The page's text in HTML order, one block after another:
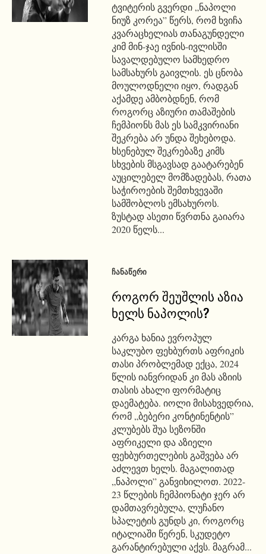
ტვიტერის გვერდი „ნაპოლი
ნიუზ კორეა” წერს, რომ ხვიჩა
კვარაცხელიას თანაგუნდელი
კიმ მინ-ჯაე ივნის-ივლისში
სავალდებულო სამხედრო
სამსახურს გაივლის. ეს ცნობა
მოულოდნელი იყო, რადგან
აქამდე ამბობდნენ, რომ
როგორც აზიური თამაშების
ჩემპიონს მას ეს სამკვირიანი
შეკრება არ უნდა შეხებოდა.
ხსენებულ შეკრებაზე კიმს
სხვების მსგავსად გაატარებენ
აუცილებელ მომზადებას, რათა
საჭიროების შემთხვევაში
სამშობლოს ემსახუროს.
ზუსტად ასეთი წვრთნა გაიარა
2020 წელს...
ᲩᲐᲜᲐᲬᲔᲠᲘ
როგორ შეუშლის აზია
ხელს ნაპოლის?
კარგა ხანია ევროპულ
საკლუბო ფეხბურთს აფრიკის
თასი პრობლემად ექცა, 2024
წლის იანვრიდან კი მას აზიის
თასის ახალი ფორმატიც
დაემატება. იოლი მისახვედრია,
რომ „ბებერი კონტინენტის”
კლუბებს შუა სეზონში
აფრიკელი და აზიელი
ფეხბურთელების გაშვება არ
აძლევთ ხელს. მაგალითად
„ნაპოლი” განვიხილოთ. 2022-
23 წლების ჩემპიონატი ჯერ არ
დამთავრებულა, ლუჩანო
სპალეტის გუნდს კი, როგორც
იტალიაში წერენ, სკუდეტო
გარანტირებული აქვს. მაგრამ...